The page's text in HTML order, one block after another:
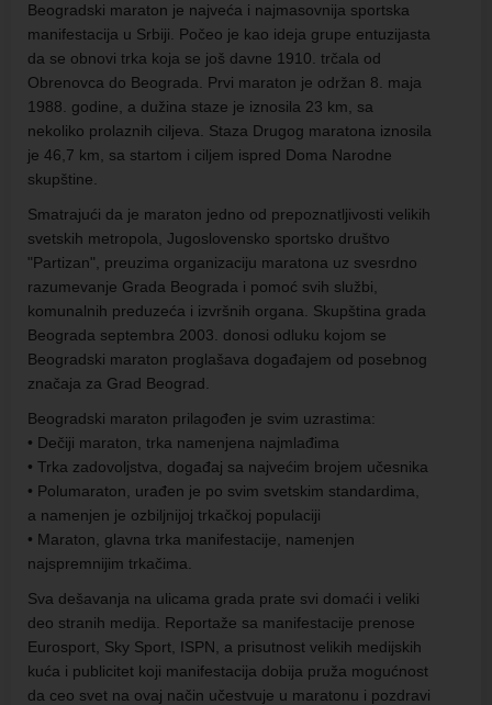
Beogradski maraton je najveća i najmasovnija sportska
manifestacija u Srbiji. Počeo je kao ideja grupe entuzijasta
da se obnovi trka koja se još davne 1910. trčala od
Obrenovca do Beograda. Prvi maraton je održan 8. maja
1988. godine, a dužina staze je iznosila 23 km, sa
nekoliko prolaznih ciljeva. Staza Drugog maratona iznosila
je 46,7 km, sa startom i ciljem ispred Doma Narodne
skupštine.
Smatrajući da je maraton jedno od prepoznatljivosti velikih
svetskih metropola, Jugoslovensko sportsko društvo
"Partizan", preuzima organizaciju maratona uz svesrdno
razumevanje Grada Beograda i pomoć svih službi,
komunalnih preduzeća i izvršnih organa. Skupština grada
Beograda septembra 2003. donosi odluku kojom se
Beogradski maraton proglašava događajem od posebnog
značaja za Grad Beograd.
Beogradski maraton prilagođen je svim uzrastima:
• Dečiji maraton, trka namenjena najmlađima
• Trka zadovoljstva, događaj sa najvećim brojem učesnika
• Polumaraton, urađen je po svim svetskim standardima,
a namenjen je ozbiljnijoj trkačkoj populaciji
• Maraton, glavna trka manifestacije, namenjen
najspremnijim trkačima.
Sva dešavanja na ulicama grada prate svi domaći i veliki
deo stranih medija. Reportaže sa manifestacije prenose
Eurosport, Sky Sport, ISPN, a prisutnost velikih medijskih
kuća i publicitet koji manifestacija dobija pruža mogućnost
da ceo svet na ovaj način učestvuje u maratonu i pozdravi